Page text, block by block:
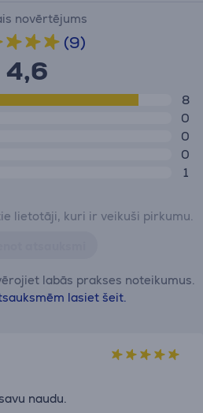
novērtējums
(9)
4,6
8
0
0
0
1
lietotāji, kuri ir veikuši pirkumu.
labās prakses noteikumus.
lasiet šeit.
naudu.